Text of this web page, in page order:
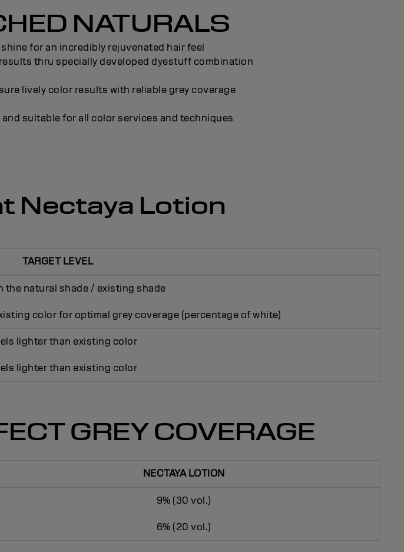
NATURALS
for an incredibly rejuvenated hair feel
thru specially developed dyestuff combination
lively color results with reliable grey coverage
suitable for all color services and techniques
Nectaya Lotion
TARGET LEVEL
the natural shade / existing shade
color for optimal grey coverage (percentage of white)
lighter than existing color
lighter than existing color
GREY COVERAGE
NECTAYA LOTION
9% (30 vol.)
6% (20 vol.)